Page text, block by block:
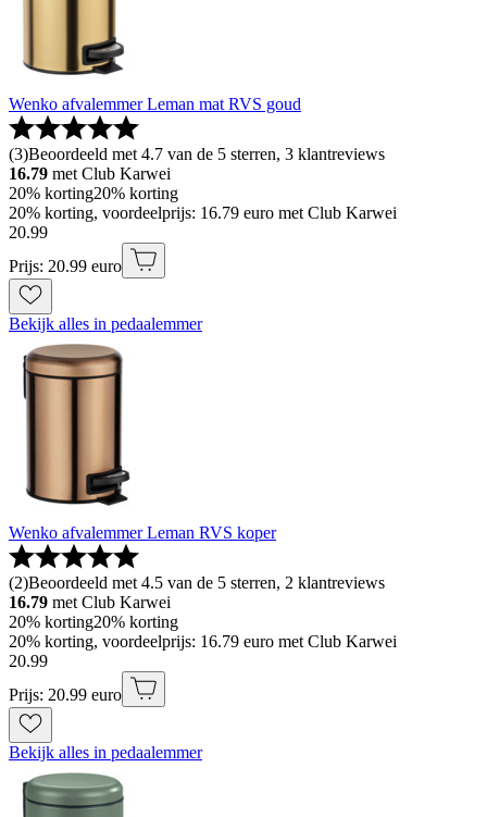
Wenko afvalemmer Leman mat RVS goud
(3)Beoordeeld met 4.7 van de 5 sterren, 3 klantreviews
16.79 met Club Karwei
20% korting20% korting
20% korting, voordeelprijs: 16.79 euro met Club Karwei
20.99
Prijs: 20.99 euro
Bekijk alles in pedaalemmer
Wenko afvalemmer Leman RVS koper
(2)Beoordeeld met 4.5 van de 5 sterren, 2 klantreviews
16.79 met Club Karwei
20% korting20% korting
20% korting, voordeelprijs: 16.79 euro met Club Karwei
20.99
Prijs: 20.99 euro
Bekijk alles in pedaalemmer